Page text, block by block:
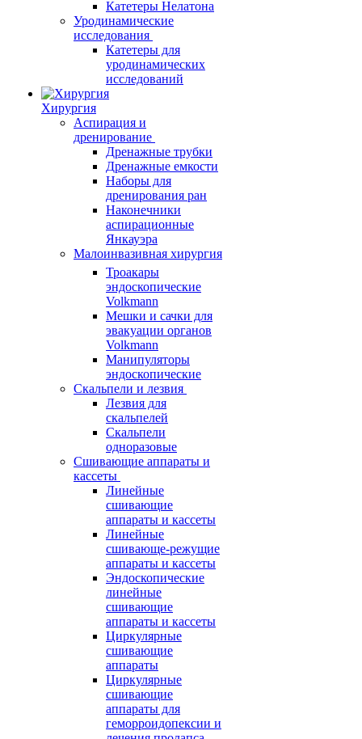
Катетеры Нелатона
Уродинамические
исследования
Катетеры для
уродинамических
исследований
Хирургия
Аспирация и
дренирование
Дренажные трубки
Дренажные емкости
Наборы для
дренирования ран
Наконечники
аспирационные
Янкауэра
Малоинвазивная хирургия
Троакары
эндоскопические
Volkmann
Мешки и сачки для
эвакуации органов
Volkmann
Манипуляторы
эндоскопические
Скальпели и лезвия
Лезвия для
скальпелей
Скальпели
одноразовые
Сшивающие аппараты и
кассеты
Линейные
сшивающие
аппараты и кассеты
Линейные
сшивающе-режущие
аппараты и кассеты
Эндоскопические
линейные
сшивающие
аппараты и кассеты
Циркулярные
сшивающие
аппараты
Циркулярные
сшивающие
аппараты для
геморроидопексии и